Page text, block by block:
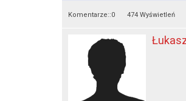
Komentarze::0 474 Wyświetleń